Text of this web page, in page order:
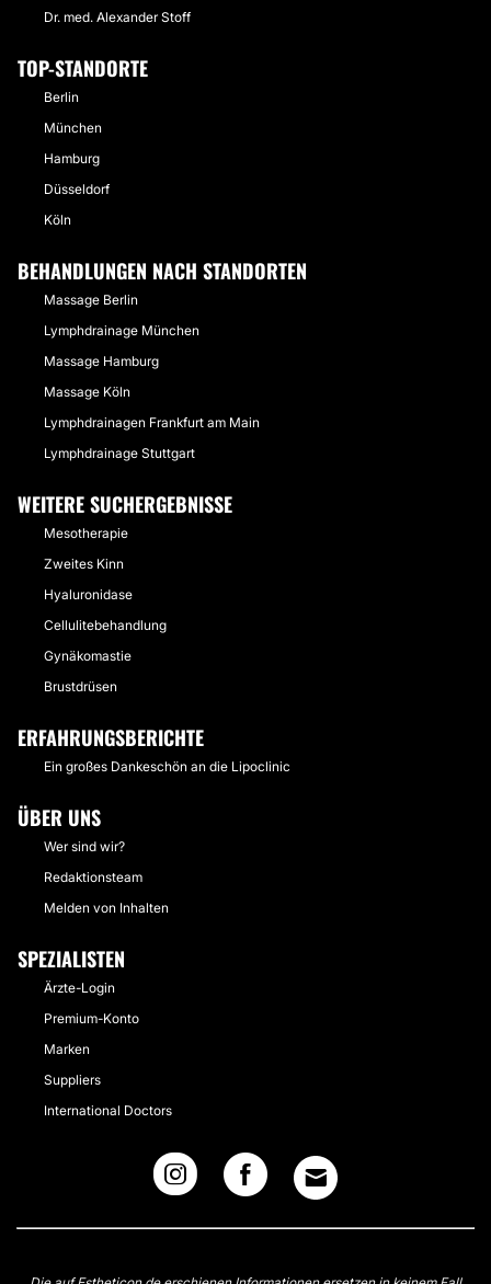
Dr. med. Alexander Stoff
TOP-STANDORTE
Berlin
München
Hamburg
Düsseldorf
Köln
BEHANDLUNGEN NACH STANDORTEN
Massage Berlin
Lymphdrainage München
Massage Hamburg
Massage Köln
Lymphdrainagen Frankfurt am Main
Lymphdrainage Stuttgart
WEITERE SUCHERGEBNISSE
Mesotherapie
Zweites Kinn
Hyaluronidase
Cellulitebehandlung
Gynäkomastie
Brustdrüsen
ERFAHRUNGSBERICHTE
Ein großes Dankeschön an die Lipoclinic
ÜBER UNS
Wer sind wir?
Redaktionsteam
Melden von Inhalten
SPEZIALISTEN
Ärzte-Login
Premium-Konto
Marken
Suppliers
International Doctors